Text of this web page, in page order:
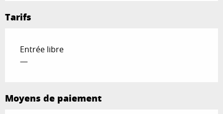
Tarifs
Entrée libre
—
Moyens de paiement